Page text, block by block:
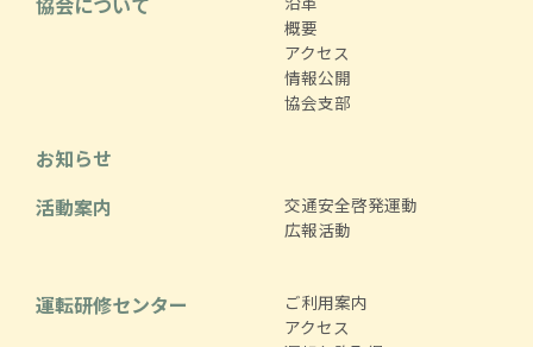
概要
アクセス
情報公開
協会支部
お知らせ
活動案内
交通安全啓発運動
広報活動
運転研修センター
ご利用案内
アクセス